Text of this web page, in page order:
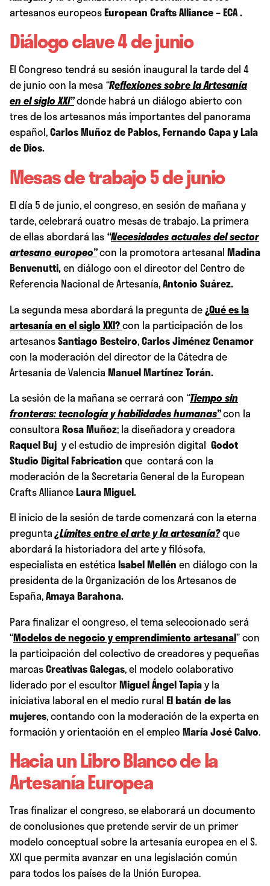
artesanos europeosEuropean Crafts Alliance – ECA.
Diálogo clave 4 de junio
El Congreso tendrá su sesión inaugural la tarde del 4
de junio con la mesa “Reflexiones sobre la Artesanía
en el siglo XXI”donde habrá un diálogo abierto con
tres de los artesanos más importantes del panorama
español,Carlos Muñoz de Pablos,Fernando CapayLala
de Dios.
Mesas de trabajo 5 de junio
El día 5 de junio, el congreso, en sesión de mañana y
tarde, celebrará cuatro mesas de trabajo. La primera
de ellas abordará las “Necesidades actuales del sector
artesano europeo”con la promotora artesanal Madina
Benvenutti,en diálogo con el director del Centro de
Referencia Nacional de Artesanía,Antonio Suárez.
La segunda mesa abordará la pregunta de¿Qué es la
artesanía en el siglo XXI?con la participación de los
artesanosSantiago Besteiro,Carlos Jiménez Cenamor
con la moderación del director de la Cátedra de
Artesania de Valencia Manuel Martínez Torán.
La sesión de la mañana se cerrará con “Tiempo sin
fronteras: tecnología y habilidades humanas”con la
consultora Rosa Muñoz; la diseñadora y creadora
Raquel Buj y el estudio de impresión digital Godot
Studio Digital Fabrication que contará con la
moderación de la Secretaria General de la European
Crafts AllianceLaura Miguel.
El inicio de la sesión de tarde comenzará con la eterna
pregunta¿Límites entre el arte y la artesanía?que
abordará la historiadora del arte y filósofa,
especialista en estética Isabel Mellén en diálogo con la
presidenta de la Organización de los Artesanos de
España,Amaya Barahona.
Para finalizar el congreso, el tema seleccionado será
“Modelos de negocio y emprendimiento artesanal” con
la participación del colectivo de creadores y pequeñas
marcasCreativas Galegas, el modelo colaborativo
liderado por el escultorMiguel Ángel Tapiay la
iniciativa laboral en el medio rural El batán de las
mujeres, contando con la moderación de la experta en
formación y orientación en el empleo María José Calvo.
Hacia un Libro Blanco de la
Artesanía Europea
Tras finalizar el congreso, se elaborará un documento
de conclusiones que pretende servir de un primer
modelo conceptual sobre la artesanía europea en el S.
XXI que permita avanzar en una legislación común
para todos los países de la Unión Europea.